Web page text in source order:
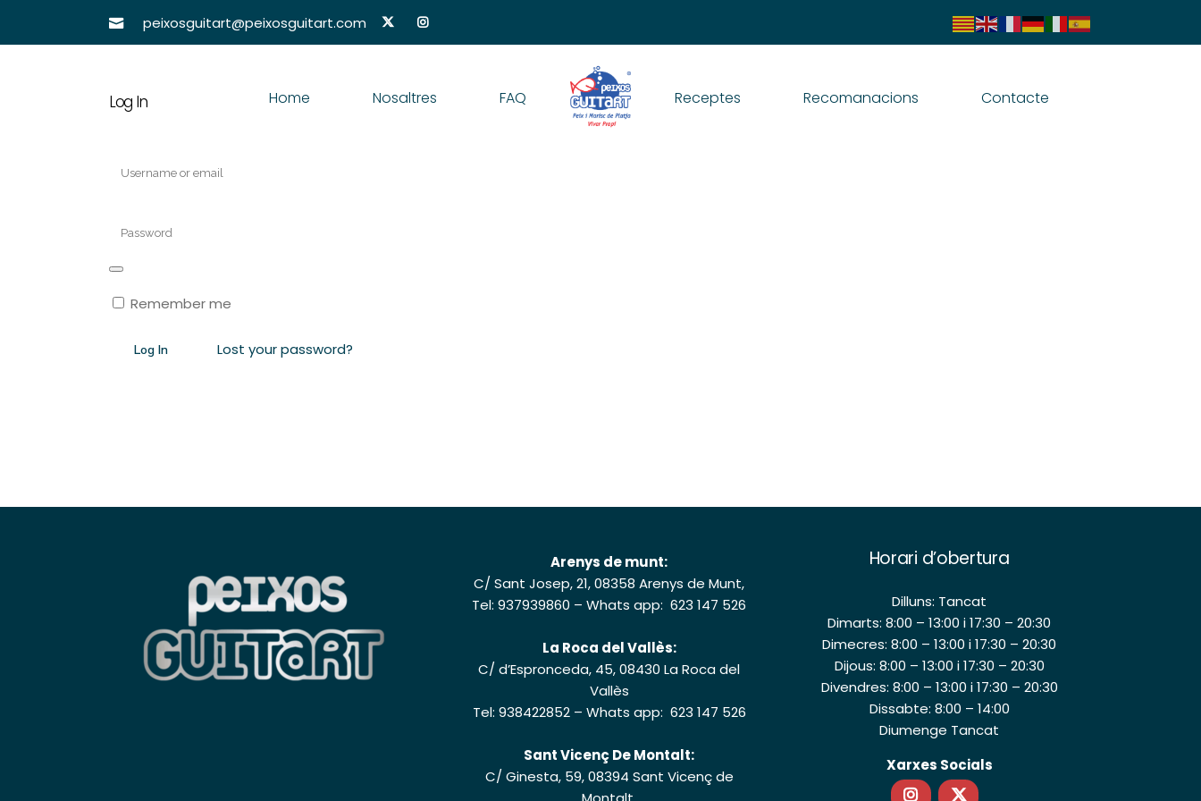
peixosguitart@peixosguitart.com
Home Nosaltres FAQ Receptes Recomanacions Contacte
Log In
Remember me
Lost your password?
Arenys de munt:
C/ Sant Josep, 21, 08358 Arenys de Munt,
Tel: 937939860 –Whats app: 623 147 526
La Roca del Vallès:
C/ d’Espronceda, 45, 08430 La Roca del
Vallès
Tel: 938422852– Whats app: 623 147 526
Sant Vicenç De Montalt:
C/ Ginesta, 59, 08394 Sant Vicenç de
Horari d’obertura
Dilluns: Tancat
Dimarts: 8:00 – 13:00 i 17:30 – 20:30
Dimecres: 8:00 – 13:00 i 17:30 – 20:30
Dijous: 8:00 – 13:00 i 17:30 – 20:30
Divendres: 8:00 – 13:00 i 17:30 – 20:30
Dissabte: 8:00 – 14:00
Diumenge Tancat
Xarxes Socials